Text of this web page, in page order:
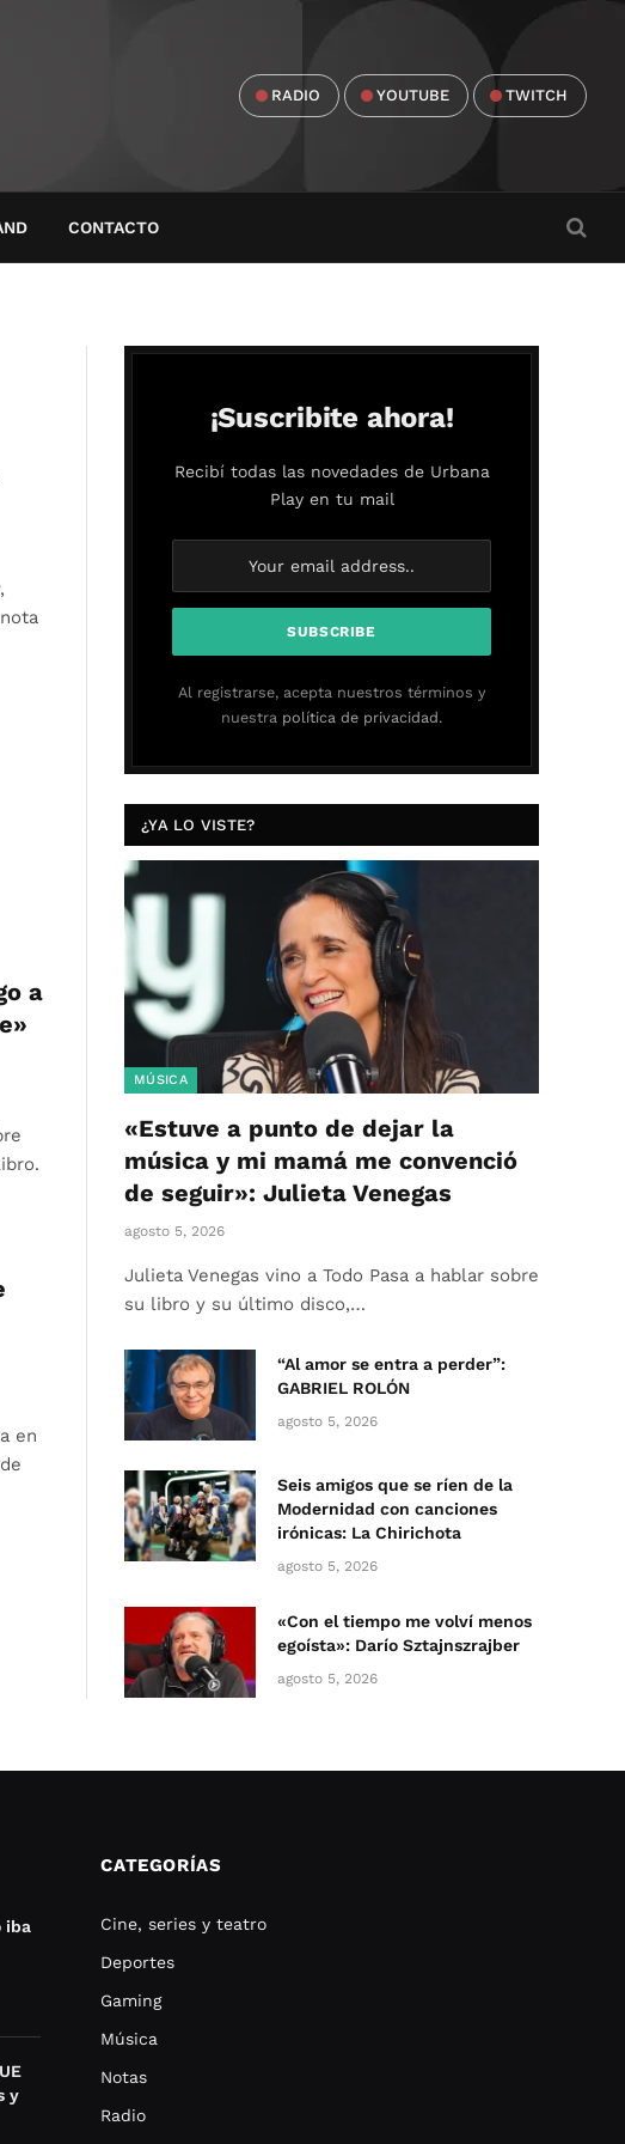
RADIO YOUTUBE TWITCH
CONTACTO
a
en
¡Suscribite ahora!
Recibí todas las novedades de Urbana
Play en tu mail
Al registrarse, acepta nuestros términos y
nuestra política de privacidad.
¿YA LO VISTE?
MÚSICA
«Estuve a punto de dejar la
música y mi mamá me convenció
de seguir»: Julieta Venegas
agosto 5, 2026
Julieta Venegas vino a Todo Pasa a hablar sobre
su libro y su último disco,…
“Al amor se entra a perder”:
GABRIEL ROLÓN
agosto 5, 2026
Seis amigos que se ríen de la
Modernidad con canciones
irónicas: La Chirichota
agosto 5, 2026
«Con el tiempo me volví menos
egoísta»: Darío Sztajnszrajber
agosto 5, 2026
iba
y
CATEGORÍAS
Cine, series y teatro
Deportes
Gaming
Música
Notas
Radio